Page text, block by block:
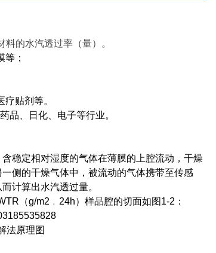
的水汽透过率（量）。
；
贴剂等。
品、日化、电子等行业。
稳定相对湿度的气体在薄膜的上腔流动，干燥
侧的干燥气体中，被流动的气体携带至传感
计算出水汽透过量。
（g/m2﹒24h）样品腔的切面如图1-2：
法原理图